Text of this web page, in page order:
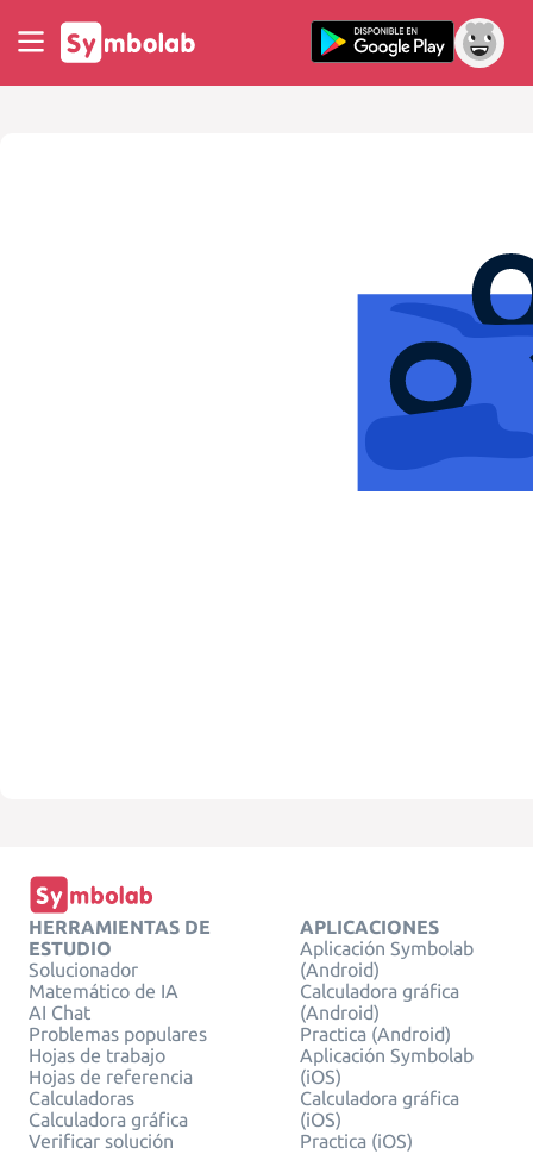
HERRAMIENTAS DE
ESTUDIO
Solucionador
Matemático de IA
AI Chat
Problemas populares
Hojas de trabajo
Hojas de referencia
Calculadoras
Calculadora gráfica
Verificar solución
APLICACIONES
Aplicación Symbolab
(Android)
Calculadora gráfica
(Android)
Practica (Android)
Aplicación Symbolab
(iOS)
Calculadora gráfica
(iOS)
Practica (iOS)